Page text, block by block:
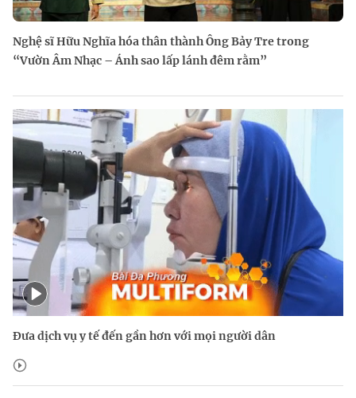
Nghệ sĩ Hữu Nghĩa hóa thân thành Ông Bảy Tre trong
“Vườn Âm Nhạc – Ánh sao lấp lánh đêm rằm”
Đưa dịch vụ y tế đến gần hơn với mọi người dân